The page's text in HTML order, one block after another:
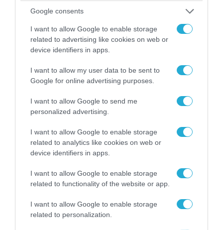
Google consents
I want to allow Google to enable storage
related to advertising like cookies on web or
device identifiers in apps.
I want to allow my user data to be sent to
Google for online advertising purposes.
I want to allow Google to send me
personalized advertising.
I want to allow Google to enable storage
related to analytics like cookies on web or
device identifiers in apps.
I want to allow Google to enable storage
related to functionality of the website or app.
I want to allow Google to enable storage
related to personalization.
04.08.2026 | 15:02
Αυτή την ώρα το τελευταίο «αντίο» στον πρώην
υπουργό Ι.Βαρβιτσιώτη (φωτο)